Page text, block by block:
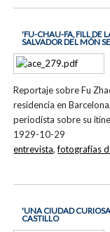
'FU-CHAU-FA, FILL DE
SALVADOR DEL MÓN
Reportaje sobre Fu
residencia en
periodista sobre su
1929-10-29
entrevista,fotografías
'UNA CIUDAD
CASTILLO